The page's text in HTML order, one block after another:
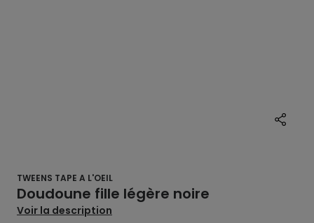
TWEENS TAPE A L'OEIL
Doudoune fille légère noire
Voir la description